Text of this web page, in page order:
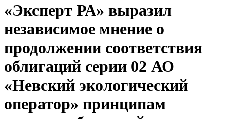
«Эксперт РА» выразил
независимое мнение о
продолжении соответствия
облигаций серии 02 АО
«Невский экологический
оператор» принципам